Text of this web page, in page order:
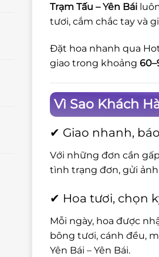
Trạm Tấu – Yên Bái
tươi, cắm chắc tay và
Đặt hoa nhanh qua
giao trong khoảng
Vì Sao Khách
✔ Giao nhanh,
Với những đơn cần
tình trạng đơn, gửi
✔ Hoa tươi, chọn
Mỗi ngày, hoa được
bông tươi, cánh đều,
Yên Bái – Yên Bái.